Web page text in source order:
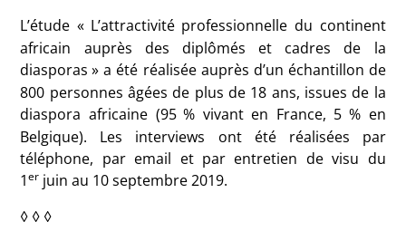
L’étude « L’attractivité professionnelle du continent
africain auprès des diplômés et cadres de la
diasporas » a été réalisée auprès d’un échantillon de
800 personnes âgées de plus de 18 ans, issues de la
diaspora africaine (95 % vivant en France, 5 % en
Belgique). Les interviews ont été réalisées par
téléphone, par email et par entretien de visu du
1er juin au 10 septembre 2019.
◊ ◊ ◊